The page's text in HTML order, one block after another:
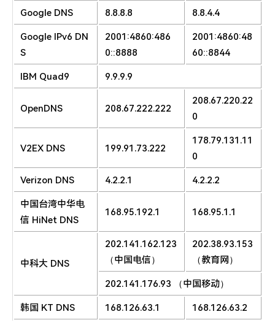
Google DNS 8.8.8.8 8.8.4.4
Google IPv6 DN
S
2001:4860:486
0::8888
2001:4860:48
60::8844
IBM Quad9 9.9.9.9
OpenDNS 208.67.222.222
208.67.220.22
0
V2EX DNS 199.91.73.222
178.79.131.11
0
Verizon DNS 4.2.2.1 4.2.2.2
中国台湾中华电
信 HiNet DNS
168.95.192.1 168.95.1.1
中科大 DNS
202.141.162.123
（中国电信）
202.38.93.153
（教育网）
202.141.176.93 （中国移动）
韩国 KT DNS 168.126.63.1 168.126.63.2